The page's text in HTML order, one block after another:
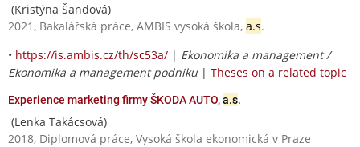
(Kristýna Šandová)
2021, Bakalářská práce, AMBIS vysoká škola, a.s.
• https://is.ambis.cz/th/sc53a/ | Ekonomika a management /
Ekonomika a management podniku | Theses on a related topic
Experience marketing firmy ŠKODA AUTO,a.s.
(Lenka Takácsová)
2018, Diplomová práce, Vysoká škola ekonomická v Praze